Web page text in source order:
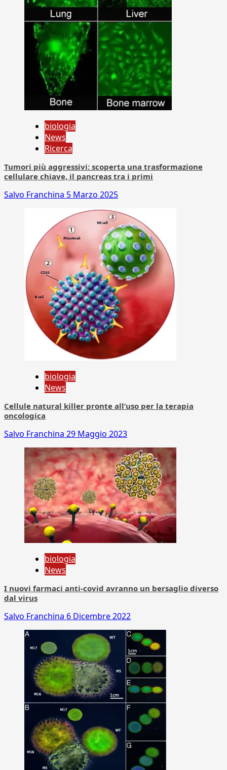
biologia
News
Ricerca
Tumori più aggressivi: scoperta una trasformazione
cellulare chiave, il pancreas tra i primi
Salvo Franchina 5 Marzo 2025
biologia
News
Cellule natural killer pronte all’uso per la terapia
oncologica
Salvo Franchina 29 Maggio 2023
biologia
News
I nuovi farmaci anti-covid avranno un bersaglio diverso
dal virus
Salvo Franchina 6 Dicembre 2022